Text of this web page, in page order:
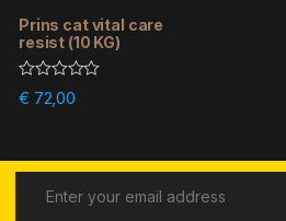
e
d
0
o
t
Prins cat vital care
resist (10 KG)
R
a
€ 72,00